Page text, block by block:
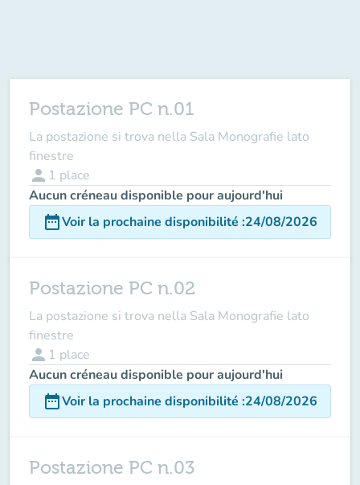
Postazione PC n.01
La postazione si trova nella Sala Monografie lato
finestre
person 1 place
Aucun créneau disponible pour aujourd'hui
date_rangeVoir la prochaine disponibilité :24/08/2026
Postazione PC n.02
La postazione si trova nella Sala Monografie lato
finestre
person 1 place
Aucun créneau disponible pour aujourd'hui
date_rangeVoir la prochaine disponibilité :24/08/2026
Postazione PC n.03